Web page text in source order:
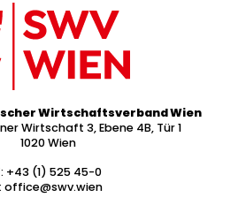
Wirtschaftsverband Wien
Wirtschaft 3, Ebene 4B, Tür 1
1020 Wien
+43 (1) 525 45-0
office@swv.wien